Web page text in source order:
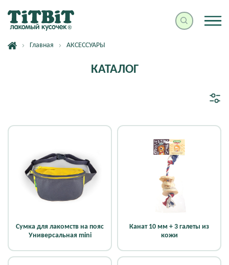
Главная АКСЕССУАРЫ
КАТАЛОГ
Сумка для лакомств на пояс
Универсальная mini
Канат 10 мм + 3 галеты из
кожи